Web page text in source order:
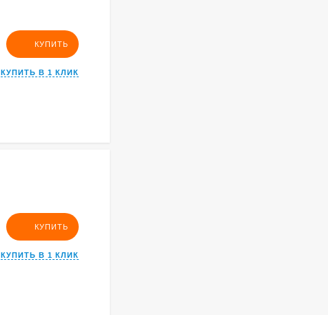
КУПИТЬ
КУПИТЬ В 1 КЛИК
КУПИТЬ
КУПИТЬ В 1 КЛИК